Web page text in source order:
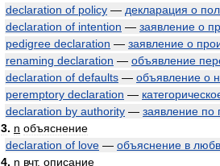
declaration of policy — декларация о
declaration of intention — заявление о
pedigree declaration — заявление о
renaming declaration — объявление
declaration of defaults — объявление о
peremptory declaration —
declaration by authority — заявление по
3. n объяснение
declaration of love — объяснение в
4. n вчт. описание